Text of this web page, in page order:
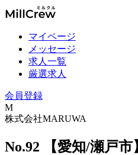
マイページ
メッセージ
求人一覧
厳選求人
会員登録
M
株式会社MARUWA
No.92 【愛知/瀬戸